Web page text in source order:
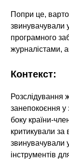
Попри це,
звинувачували
програмного
журналістами,
Контекст:
Розслідування
занепокоєння
боку країни-
критикували за
звинувачували
інструментів